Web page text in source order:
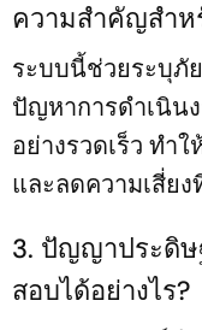
ความสำคัญสำห
ระบบนี้ช่วยระบุภั
ปัญหาการดำเนิน
อย่างรวดเร็ว ทำ
และลดความเสี่ย
3. ปัญญาประดิษ
สอบได้อย่างไร?